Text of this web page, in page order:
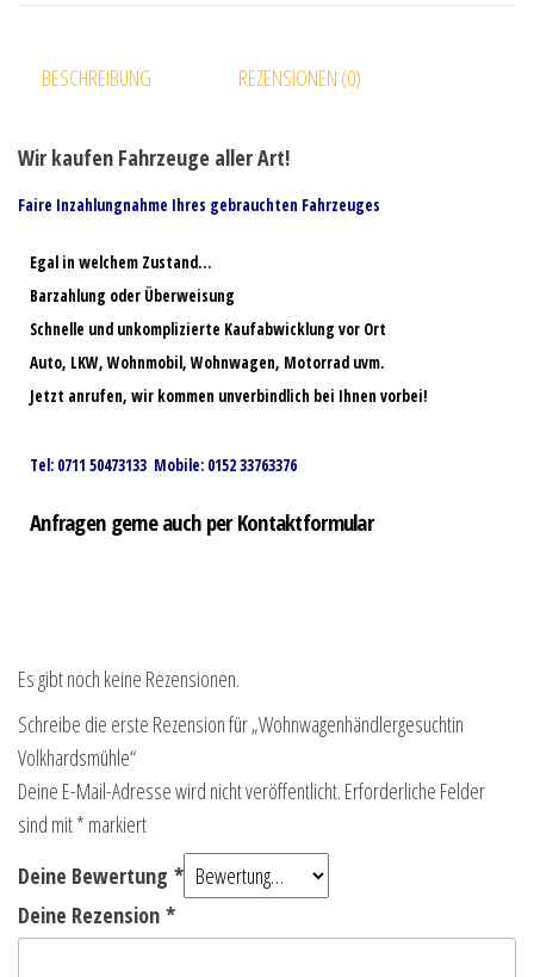
BESCHREIBUNG REZENSIONEN (0)
Wir kaufen Fahrzeuge aller Art!
Faire Inzahlungnahme Ihres gebrauchten Fahrzeuges
Egal in welchem Zustand…
Barzahlung oder Überweisung
Schnelle und unkomplizierte Kaufabwicklung vor Ort
Auto, LKW, Wohnmobil, Wohnwagen, Motorrad uvm.
Jetzt anrufen, wir kommen unverbindlich bei Ihnen vorbei!
Tel: 0711 50473133 Mobile: 0152 33763376
Anfragen gerne auch per Kontaktformular
Es gibt noch keine Rezensionen.
Schreibe die erste Rezension für „Wohnwagenhändlergesuchtin
Volkhardsmühle“
Deine E-Mail-Adresse wird nicht veröffentlicht. Erforderliche Felder
sind mit* markiert
Deine Bewertung *
Deine Rezension *